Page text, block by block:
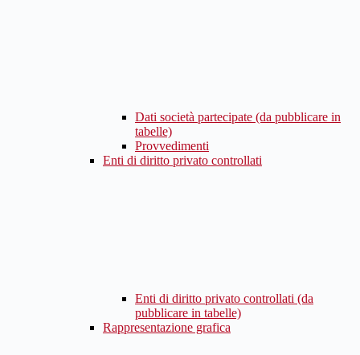
Dati società partecipate (da pubblicare in
tabelle)
Provvedimenti
Enti di diritto privato controllati
Enti di diritto privato controllati (da
pubblicare in tabelle)
Rappresentazione grafica